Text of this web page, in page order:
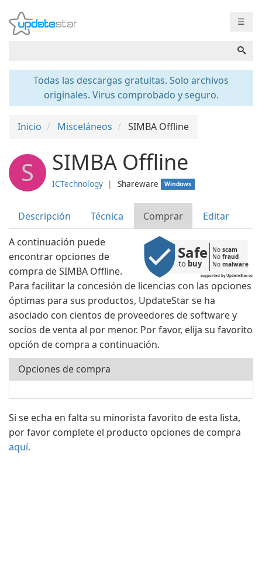
☰
Todas las descargas gratuitas. Solo archivos
originales. Virus comprobado y seguro.
Inicio Misceláneos SIMBA Offline
S SIMBA Offline
ICTechnology ❘ Shareware Windows
Descripción Técnica Comprar Editar
supported by UpdateStar.com
Safe
to buy
No scam
No fraud
No malware
A continuación puede
encontrar opciones de
compra de SIMBA Offline.
Para facilitar la concesión de licencias con las opciones
óptimas para sus productos, UpdateStar se ha
asociado con cientos de proveedores de software y
socios de venta al por menor. Por favor, elija su favorito
opción de compra a continuación.
Opciones de compra
Si se echa en falta su minorista favorito de esta lista,
por favor complete el producto opciones de compra
aquí.